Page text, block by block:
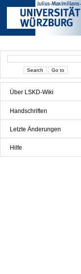
Über LSKD-Wiki
Handschriften
Letzte Änderungen
Hilfe